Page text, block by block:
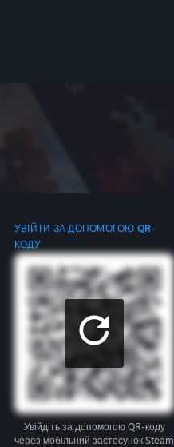
УВІЙТИ ЗА ДОПОМОГОЮ QR-
КОДУ
Увійдіть за допомогою QR-коду
через мобільний застосунок Steam